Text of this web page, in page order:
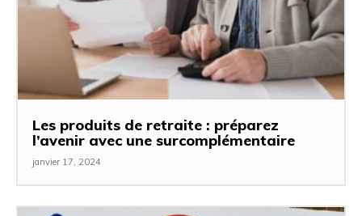
Les produits de retraite : préparez
l’avenir avec une surcomplémentaire
janvier 17, 2024